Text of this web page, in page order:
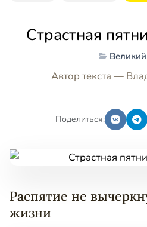
Страстная
Автор текста —
Поделиться:
Распятие не
жизни